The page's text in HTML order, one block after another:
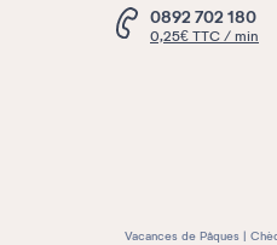
0892 702 180
0,25€ TTC / min
Vacances de Pâques